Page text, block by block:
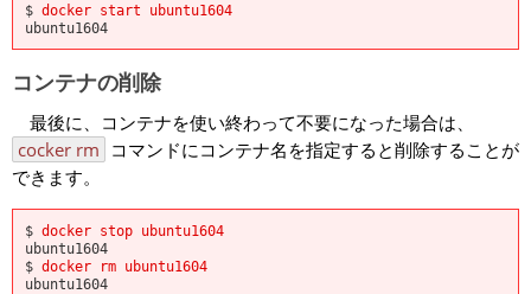
$ docker start ubuntu1604
ubuntu1604
コンテナの削除
最後に、コンテナを使い終わって不要になった場合は、
cocker rm コマンドにコンテナ名を指定すると削除することが
できます。
$ docker stop ubuntu1604
ubuntu1604
$ docker rm ubuntu1604
ubuntu1604